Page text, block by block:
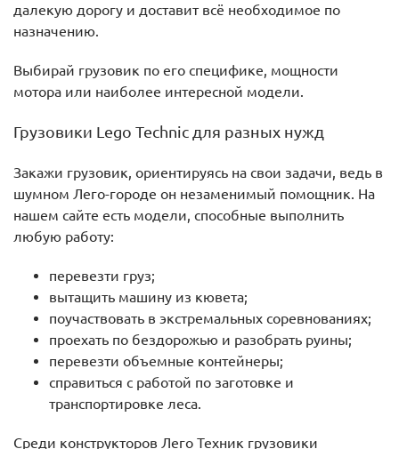
далекую дорогу и доставит всё необходимое по
назначению.
Выбирай грузовик по его специфике, мощности
мотора или наиболее интересной модели.
Грузовики Lego Technic для разных нужд
Закажи грузовик, ориентируясь на свои задачи, ведь в
шумном Лего-городе он незаменимый помощник. На
нашем сайте есть модели, способные выполнить
любую работу:
перевезти груз;
вытащить машину из кювета;
поучаствовать в экстремальных соревнованиях;
проехать по бездорожью и разобрать руины;
перевезти объемные контейнеры;
справиться с работой по заготовке и
транспортировке леса.
Среди конструкторов Лего Техник грузовики